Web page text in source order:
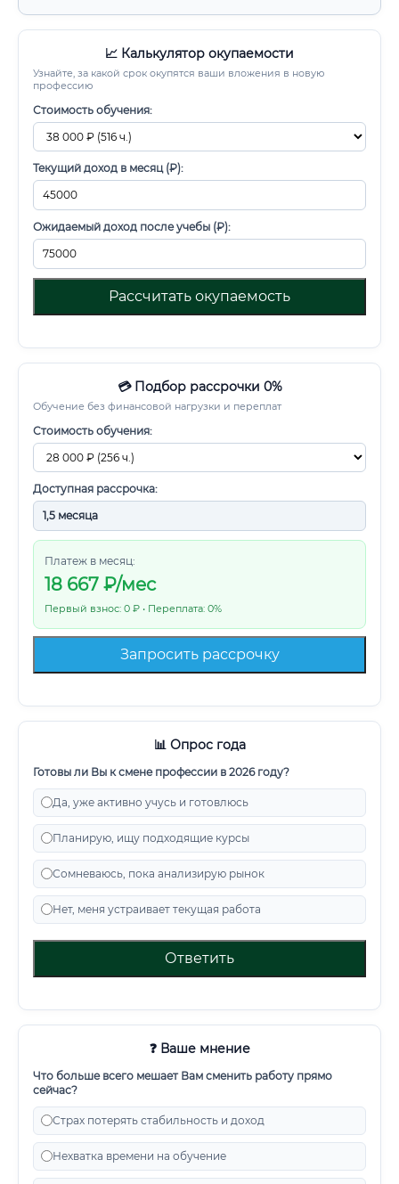
📈 Калькулятор окупаемости
Узнайте, за какой срок окупятся ваши вложения в новую
профессию
Стоимость обучения:
Текущий доход в месяц (₽):
Ожидаемый доход после учебы (₽):
Рассчитать окупаемость
💳 Подбор рассрочки 0%
Обучение без финансовой нагрузки и переплат
Стоимость обучения:
Доступная рассрочка:
Платеж в месяц:
18 667 ₽/мес
Первый взнос: 0 ₽ • Переплата: 0%
Запросить рассрочку
📊 Опрос года
Готовы ли Вы к смене профессии в 2026 году?
Да, уже активно учусь и готовлюсь
Планирую, ищу подходящие курсы
Сомневаюсь, пока анализирую рынок
Нет, меня устраивает текущая работа
Ответить
❓ Ваше мнение
Что больше всего мешает Вам сменить работу прямо
сейчас?
Страх потерять стабильность и доход
Нехватка времени на обучение